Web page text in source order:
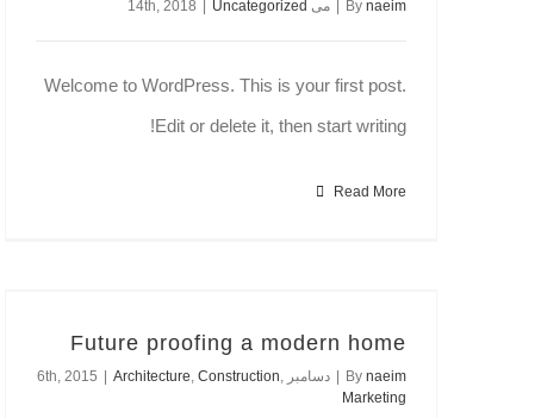
By naeim می 14th, 2018 Uncategorized
Welcome to WordPress. This is your first post.
Edit or delete it, then start writing!
Read More
Future proofing a modern home
By naeim دسامبر 6th, 2015 Architecture, Construction,
Marketing